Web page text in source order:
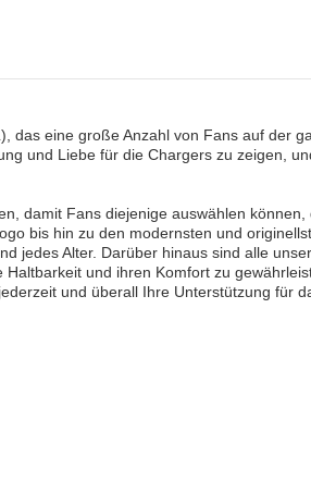
das eine große Anzahl von Fans auf der
und Liebe für die Chargers zu zeigen,
damit Fans diejenige auswählen können,
bis hin zu den modernsten und
jedes Alter. Darüber hinaus sind alle
und ihren Komfort zu
und überall Ihre Unterstützung für